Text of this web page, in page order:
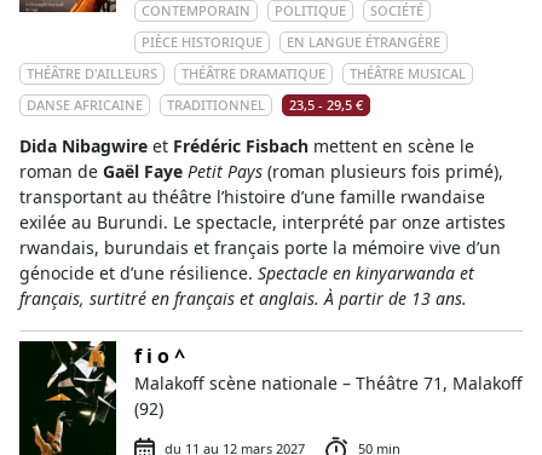
CONTEMPORAIN
POLITIQUE
SOCIÉTÉ
PIÈCE HISTORIQUE
EN LANGUE ÉTRANGÈRE
THÉÂTRE D'AILLEURS
THÉÂTRE DRAMATIQUE
THÉÂTRE MUSICAL
DANSE AFRICAINE
TRADITIONNEL 23,5 - 29,5 €
Dida Nibagwire et Frédéric Fisbach mettent en scène le
roman de Gaël Faye Petit Pays (roman plusieurs fois primé),
transportant au théâtre l’histoire d’une famille rwandaise
exilée au Burundi. Le spectacle, interprété par onze artistes
rwandais, burundais et français porte la mémoire vive d’un
génocide et d’une résilience. Spectacle en kinyarwanda et
français, surtitré en français et anglais. À partir de 13 ans.
f i o ^
Malakoff scène nationale – Théâtre 71, Malakoff
(92)
du 11 au 12 mars 2027
50 min